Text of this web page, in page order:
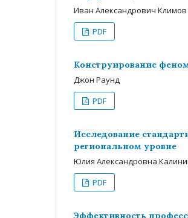
Иван Александрович Климов
PDF
Конструирование
Джон Раунд
PDF
Исследование
региональном уровне
Юлия Александровна
PDF
Эффективность